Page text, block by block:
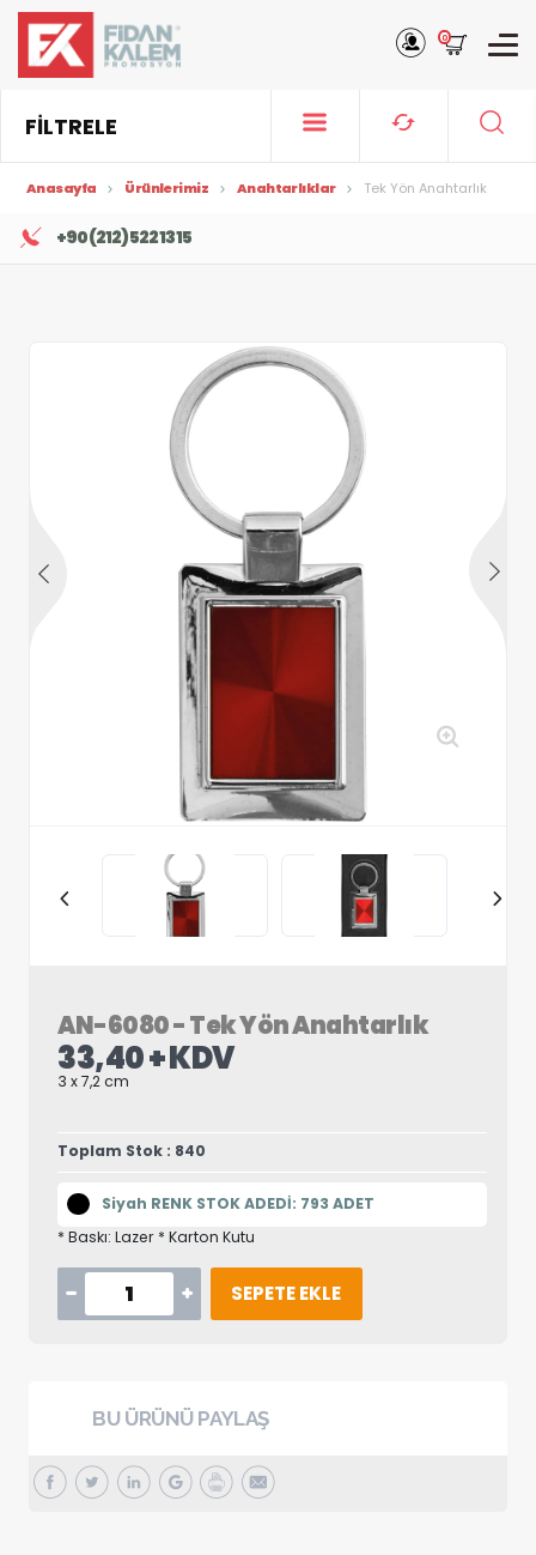
0
FİLTRELE
Anasayfa Ürünlerimiz Anahtarlıklar Tek Yön Anahtarlık
+90 (212) 522 13 15
AN-6080 - Tek Yön Anahtarlık
33,40 + KDV
3 x 7,2 cm
Toplam Stok : 840
Siyah RENK STOK ADEDİ: 793 ADET
* Baskı: Lazer * Karton Kutu
SEPETE EKLE
BU ÜRÜNÜ PAYLAŞ